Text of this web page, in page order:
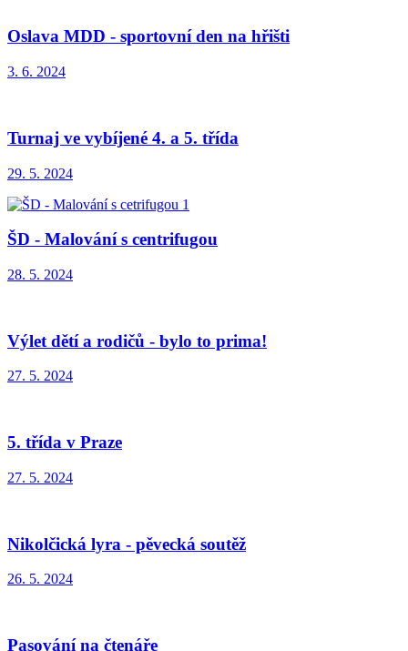
Oslava MDD - sportovní den na hřišti
3. 6. 2024
Turnaj ve vybíjené 4. a 5. třída
29. 5. 2024
ŠD - Malování s centrifugou
28. 5. 2024
Výlet dětí a rodičů - bylo to prima!
27. 5. 2024
5. třída v Praze
27. 5. 2024
Nikolčická lyra - pěvecká soutěž
26. 5. 2024
Pasování na čtenáře